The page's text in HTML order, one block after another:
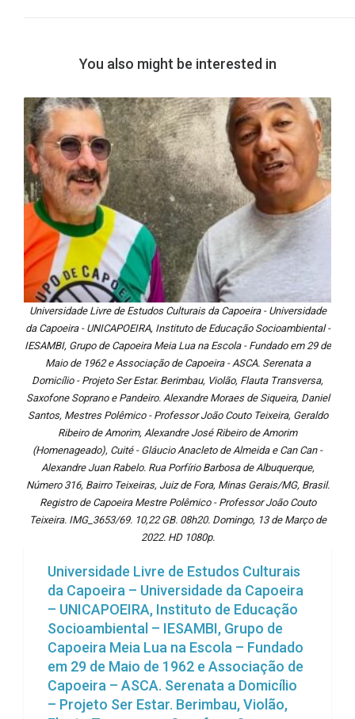
You also might be interested in
Universidade Livre de Estudos Culturais da Capoeira - Universidade
da Capoeira - UNICAPOEIRA, Instituto de Educação Socioambiental -
IESAMBI, Grupo de Capoeira Meia Lua na Escola - Fundado em 29 de
Maio de 1962 e Associação de Capoeira - ASCA. Serenata a
Domicílio - Projeto Ser Estar. Berimbau, Violão, Flauta Transversa,
Saxofone Soprano e Pandeiro. Alexandre Moraes de Siqueira, Daniel
Santos, Mestres Polêmico - Professor João Couto Teixeira, Geraldo
Ribeiro de Amorim, Alexandre José Ribeiro de Amorim
(Homenageado), Cuité - Gláucio Anacleto de Almeida e Can Can -
Alexandre Juan Rabelo. Rua Porfírio Barbosa de Albuquerque,
Número 316, Bairro Teixeiras, Juiz de Fora, Minas Gerais/MG, Brasil.
Registro de Capoeira Mestre Polêmico - Professor João Couto
Teixeira. IMG_3653/69. 10,22 GB. 08h20. Domingo, 13 de Março de
2022. HD 1080p.
Universidade Livre de Estudos Culturais
da Capoeira – Universidade da Capoeira
– UNICAPOEIRA, Instituto de Educação
Socioambiental – IESAMBI, Grupo de
Capoeira Meia Lua na Escola – Fundado
em 29 de Maio de 1962 e Associação de
Capoeira – ASCA. Serenata a Domicílio
– Projeto Ser Estar. Berimbau, Violão,